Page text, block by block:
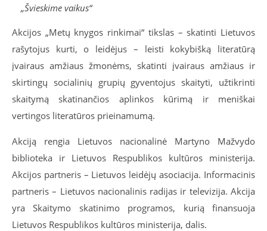
„Švieskime vaikus“
Akcijos „Metų knygos rinkimai“ tikslas – skatinti Lietuvos
rašytojus kurti, o leidėjus – leisti kokybišką literatūrą
įvairaus amžiaus žmonėms, skatinti įvairaus amžiaus ir
skirtingų socialinių grupių gyventojus skaityti, užtikrinti
skaitymą skatinančios aplinkos kūrimą ir meniškai
vertingos literatūros prieinamumą.
Akciją rengia Lietuvos nacionalinė Martyno Mažvydo
biblioteka ir Lietuvos Respublikos kultūros ministerija.
Akcijos partneris – Lietuvos leidėjų asociacija. Informacinis
partneris – Lietuvos nacionalinis radijas ir televizija. Akcija
yra Skaitymo skatinimo programos, kurią finansuoja
Lietuvos Respublikos kultūros ministerija, dalis.